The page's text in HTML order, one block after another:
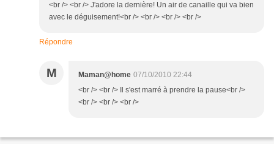
<br /> <br /> J'adore la dernière! Un air de canaille qui va bien
avec le déguisement!<br /> <br /> <br /> <br />
Répondre
M Maman@home 07/10/2010 22:44
<br /> <br /> Il s'est marré à prendre la pause<br />
<br /> <br /> <br />